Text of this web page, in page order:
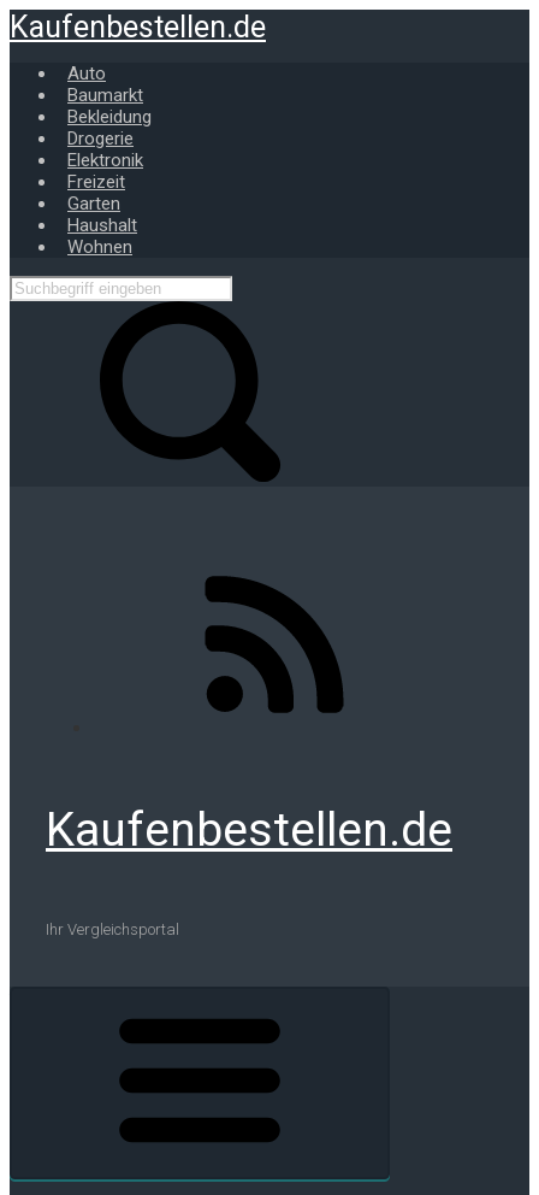
Zum
Hauptinhalt
springen
Kaufenbestellen.de
Auto
Baumarkt
Bekleidung
Drogerie
Elektronik
Freizeit
Garten
Haushalt
Wohnen
Kaufenbestellen.de
Ihr Vergleichsportal